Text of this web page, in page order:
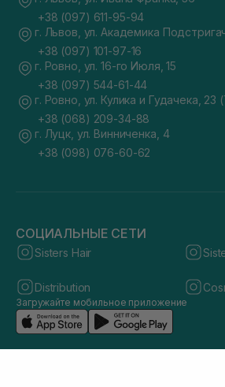
+38 (097) 611-95-94
г. Львов, ул. Академика
+38 (097) 101-97-16
г. Ровно, ул. 16-го Июля, 15
+38 (097) 544-61-44
г. Ровно, ул. Кулика и Гудачека, 23
+38 (068) 209-34-88
г. Луцк, ул. Винниченка, 4
+38 (098) 076-60-62
СОЦИАЛЬНЫЕ СЕТИ
Sisters Hair
Distribution
Загружайте мобильное приложение